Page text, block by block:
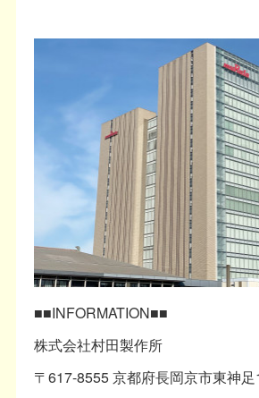
■■INFORMATION■■
株式会社村田製作所
〒617-8555 京都府長岡京市東神